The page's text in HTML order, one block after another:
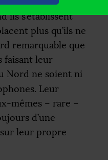
ils s’établissent
plus qu’ils ne
remarquable que
faisant leur
Nord ne soient ni
Leur
mêmes – rare –
d’une
leur propre